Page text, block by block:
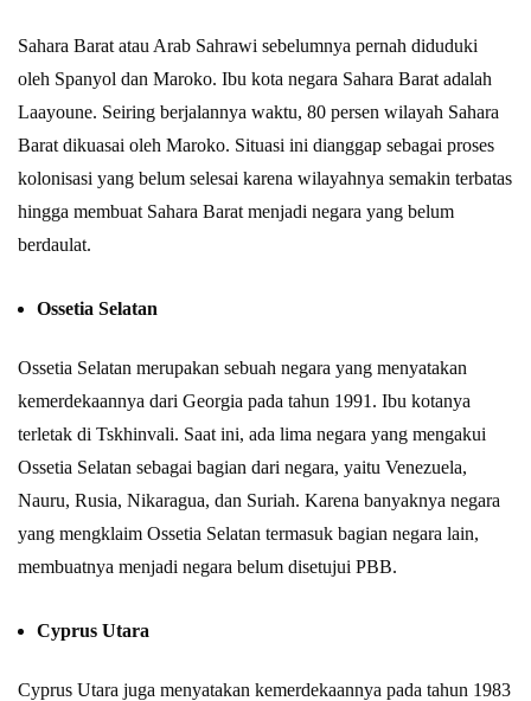
Sahara Barat atau Arab Sahrawi sebelumnya pernah diduduki
oleh Spanyol dan Maroko. Ibu kota negara Sahara Barat adalah
Laayoune. Seiring berjalannya waktu, 80 persen wilayah Sahara
Barat dikuasai oleh Maroko. Situasi ini dianggap sebagai proses
kolonisasi yang belum selesai karena wilayahnya semakin terbatas
hingga membuat Sahara Barat menjadi negara yang belum
berdaulat.
Ossetia Selatan
Ossetia Selatan merupakan sebuah negara yang menyatakan
kemerdekaannya dari Georgia pada tahun 1991. Ibu kotanya
terletak di Tskhinvali. Saat ini, ada lima negara yang mengakui
Ossetia Selatan sebagai bagian dari negara, yaitu Venezuela,
Nauru, Rusia, Nikaragua, dan Suriah. Karena banyaknya negara
yang mengklaim Ossetia Selatan termasuk bagian negara lain,
membuatnya menjadi negara belum disetujui PBB.
Cyprus Utara
Cyprus Utara juga menyatakan kemerdekaannya pada tahun 1983